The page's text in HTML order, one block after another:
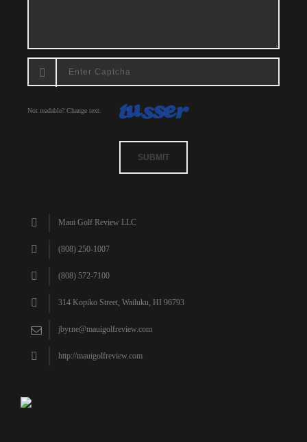
Not readable? Change text.
SUBMIT
Maui Golf Review LLC
(808) 250-1007
(808) 572-7100
314 Kopiko Street, Wailuku, HI 96793
jbyrne@mauigolfreview.com
http://mauigolfreview.com